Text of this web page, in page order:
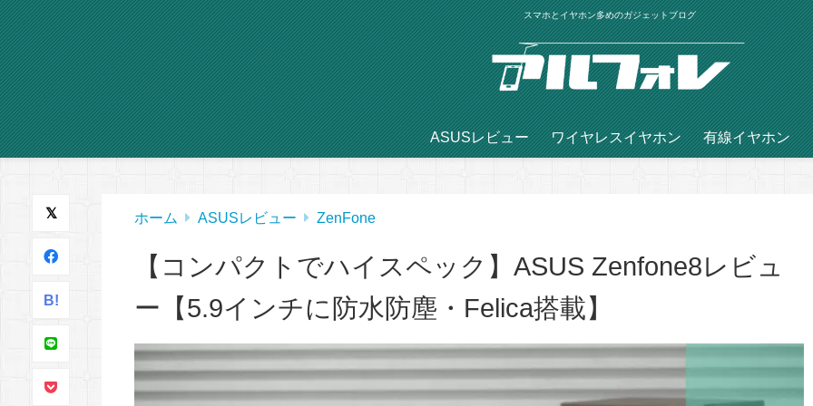
スマホとイヤホン多めのガジェットブログ
ASUSレビュー ワイヤレスイヤホン 有線イヤホン
B!
ホーム ASUSレビュー ZenFone
【コンパクトでハイスペック】ASUS Zenfone8レビュ
ー【5.9インチに防水防塵・Felica搭載】